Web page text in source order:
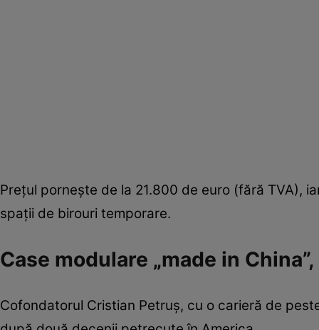
Prețul pornește de la 21.800 de euro (fără TVA),
spații de birouri temporare.
Case modulare „made in
Cofondatorul Cristian Petruș, cu o carieră de